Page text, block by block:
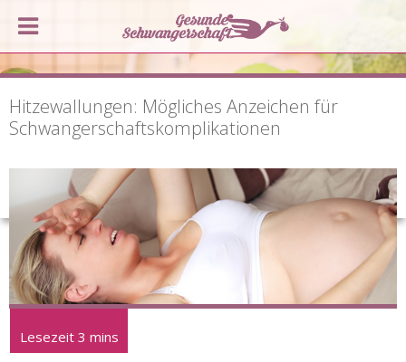
Hitzewallungen: Mögliches Anzeichen für
Schwangerschaftskomplikationen